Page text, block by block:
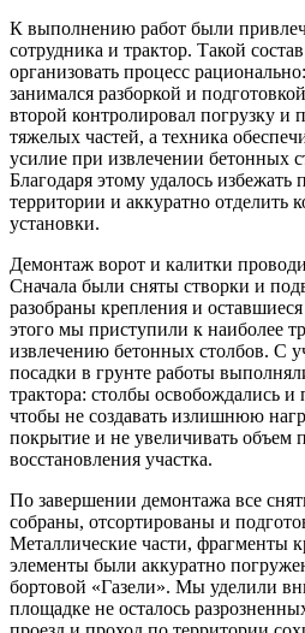
К выполнению работ были
сотрудника и трактор. Такой
организовать процесс
занимался разборкой и
второй контролировал погрузку и
тяжелых частей, а техника
усилие при извлечении бетонных
Благодаря этому удалось
территории и аккуратно отделить
установки.
Демонтаж ворот и калитки
Сначала были сняты створки и
разобраны крепления и
этого мы приступили к наиболее
извлечению бетонных столбов. С
посадки в грунте работы
трактора: столбы освобождались
чтобы не создавать излишнюю
покрытие и не увеличивать объем
восстановления участка.
По завершении демонтажа все
собраны, отсортированы и
Металлические части, фрагменты
элементы были аккуратно
бортовой «Газели». Мы уделили
площадке не осталось